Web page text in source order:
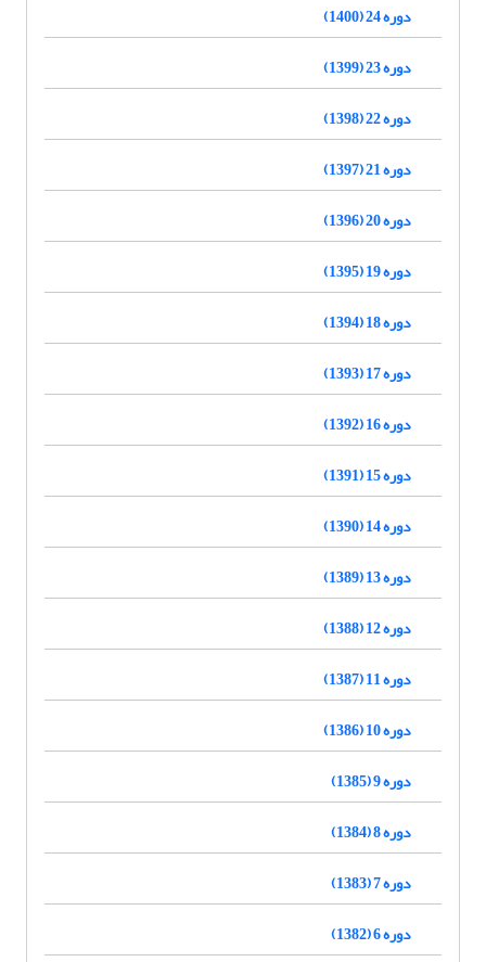
دوره 24 (1400)
دوره 23 (1399)
دوره 22 (1398)
دوره 21 (1397)
دوره 20 (1396)
دوره 19 (1395)
دوره 18 (1394)
دوره 17 (1393)
دوره 16 (1392)
دوره 15 (1391)
دوره 14 (1390)
دوره 13 (1389)
دوره 12 (1388)
دوره 11 (1387)
دوره 10 (1386)
دوره 9 (1385)
دوره 8 (1384)
دوره 7 (1383)
دوره 6 (1382)